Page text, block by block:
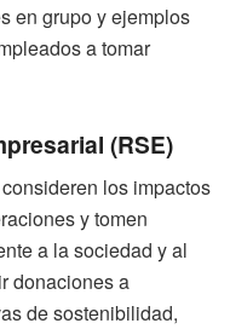
en grupo y ejemplos
a tomar
(RSE)
los impactos
y tomen
a la sociedad y al
donaciones a
de sostenibilidad,